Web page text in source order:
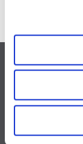
Kontakt
1301 København K